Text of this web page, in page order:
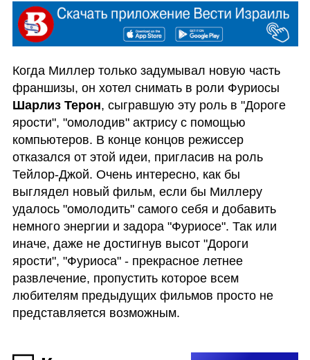
Когда Миллер только задумывал новую часть
Шарлиз Терон, сыгравшую эту роль в "Дороге
ярости", "омолодив" актрису с помощью
компьютеров. В конце концов режиссер
отказался от этой идеи, пригласив на роль
Тейлор-Джой. Очень интересно, как бы
выглядел новый фильм, если бы Миллеру
удалось "омолодить" самого себя и добавить
немного энергии и задора "Фуриосе". Так или
иначе, даже не достигнув высот "Дороги
ярости", "Фуриоса" - прекрасное летнее
развлечение, пропустить которое всем
любителям предыдущих фильмов просто не
представляется возможным.